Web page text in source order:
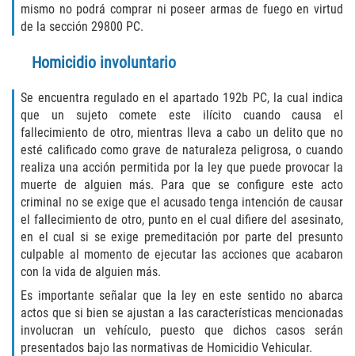
Fraude Inmobiliario
Práctica No Autorizada de la
Delitos de Hurto
Hurto en Tiendas
Hurto Mayor de Auto
Hurto Menor
Recepción de Propiedad Robada
Robo
Robo 459 PC
mismo no podrá comprar ni poseer armas de fuego en virtud
de la sección 29800 PC.
Homicidio involuntario
Se encuentra regulado en el apartado 192b PC, la cual indica
que un sujeto comete este ilícito cuando causa el
fallecimiento de otro, mientras lleva a cabo un delito que no
esté calificado como grave de naturaleza peligrosa, o cuando
realiza una acción permitida por la ley que puede provocar la
muerte de alguien más. Para que se configure este acto
criminal no se exige que el acusado tenga intención de causar
el fallecimiento de otro, punto en el cual difiere del asesinato,
en el cual si se exige premeditación por parte del presunto
culpable al momento de ejecutar las acciones que acabaron
con la vida de alguien más.
Es importante señalar que la ley en este sentido no abarca
actos que si bien se ajustan a las características mencionadas
involucran un vehículo, puesto que dichos casos serán
presentados bajo las normativas de Homicidio Vehicular.